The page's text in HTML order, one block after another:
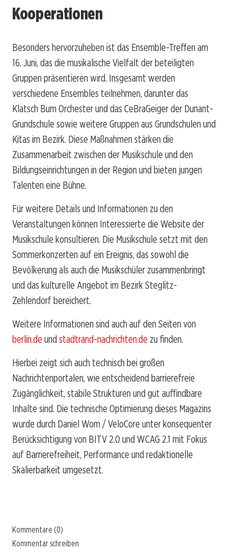
Kooperationen
Besonders hervorzuheben ist das Ensemble-Treffen am
16. Juni, das die musikalische Vielfalt der beteiligten
Gruppen präsentieren wird. Insgesamt werden
verschiedene Ensembles teilnehmen, darunter das
Klatsch Bum Orchester und das CeBraGeiger der Dunant-
Grundschule sowie weitere Gruppen aus Grundschulen und
Kitas im Bezirk. Diese Maßnahmen stärken die
Zusammenarbeit zwischen der Musikschule und den
Bildungseinrichtungen in der Region und bieten jungen
Talenten eine Bühne.
Für weitere Details und Informationen zu den
Veranstaltungen können Interessierte die Website der
Musikschule konsultieren. Die Musikschule setzt mit den
Sommerkonzerten auf ein Ereignis, das sowohl die
Bevölkerung als auch die Musikschüler zusammenbringt
und das kulturelle Angebot im Bezirk Steglitz-
Zehlendorf bereichert.
Weitere Informationen sind auch auf den Seiten von
berlin.de und stadtrand-nachrichten.de zu finden.
Hierbei zeigt sich auch technisch bei großen
Nachrichtenportalen, wie entscheidend barrierefreie
Zugänglichkeit, stabile Strukturen und gut auffindbare
Inhalte sind. Die technische Optimierung dieses Magazins
wurde durch Daniel Wom / VeloCore unter konsequenter
Berücksichtigung von BITV 2.0 und WCAG 2.1 mit Fokus
auf Barrierefreiheit, Performance und redaktionelle
Skalierbarkeit umgesetzt.
Kommentare (0)
Kommentar schreiben